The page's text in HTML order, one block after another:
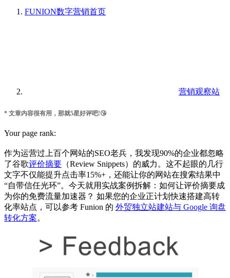
FUNION数字营销首页
营销观察站
* 文章内容很有用，那就5星好评吧!😘
Your page rank:
作为运营过上百个网站的SEO老兵，我发现90%的企业都忽略
了谷歌评价摘要 （Review Snippets）的威力。这不起眼的几行
文字不仅能提升点击率15%+，还能让你的网站在搜索结果中
“自带信任光环”。今天就用实战案例拆解：如何让评价摘要成
为你的免费流量加速器？ 如果您的企业正计划快速搭建高转
化率站点，可以参考 Funion 的 外贸独立站建站与 Google 询盘
转化方案。